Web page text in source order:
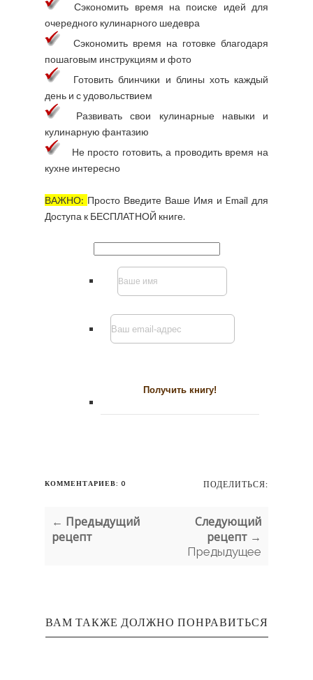
Сэкономить время на поиске идей для
очередного кулинарного шедевра
Сэкономить время на готовке благодаря
пошаговым инструкциям и фото
Готовить блинчики и блины хоть каждый
день и с удовольствием
Развивать свои кулинарные навыки и
кулинарную фантазию
Не просто готовить, а проводить время на
кухне интересно
ВАЖНО: Просто Введите Ваше Имя и Email для
Доступа к БЕСПЛАТНОЙ книге.
КОММЕНТАРИЕВ: 0 ПОДЕЛИТЬСЯ:
← Предыдущий
рецепт
Следующий
рецепт →
Предыдущее
ВАМ ТАКЖЕ ДОЛЖНО ПОНРАВИТЬСЯ